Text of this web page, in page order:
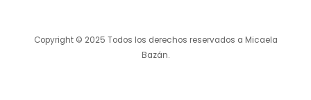
Copyright © 2025 Todos los derechos reservados a Micaela
Bazán.